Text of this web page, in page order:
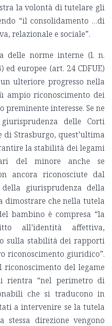
la volontà di tutelare gli
“il consolidamento …di
relazionale e sociale”.
delle norme interne (l. n.
ed europee (art. 24 CDFUE)
ulteriore progresso nella
ampio riconoscimento dei
interesse. Se ne
delle Corti
di Strasburgo, quest’ultima
la stabilità dei legami
del minore anche se
ancora riconosciute dal
giurisprudenza della
dimostrare che nella tutela
bambino è compresa “la
all’identità affettiva,
sulla stabilità dei rapporti
riconoscimento giuridico”.
del legame
rientra “nel perimetro di
che si traducono in
a intervenire se la tutela
stessa direzione vengono